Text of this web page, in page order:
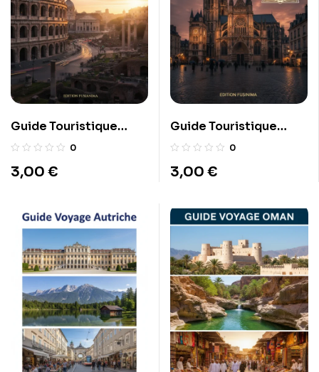
Guide Touristique
Rome
0
3,00 €
Guide Touristique
musées gratuits Rouen
0
3,00 €